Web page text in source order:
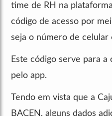
time de RH na
código de acesso por
seja o número de celular
Este código serve para
pelo app.
Tendo em vista que a
BACEN, alguns dados